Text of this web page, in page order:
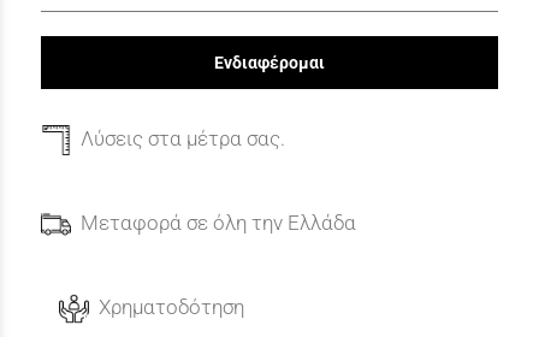
Ενδιαφέρομαι
Λύσεις στα μέτρα σας.
Μεταφορά σε όλη την Ελλάδα
Χρηματοδότηση